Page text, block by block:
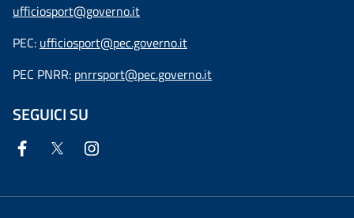
ufficiosport@governo.it
PEC: ufficiosport@pec.governo.it
PEC PNRR: pnrrsport@pec.governo.it
SEGUICI SU